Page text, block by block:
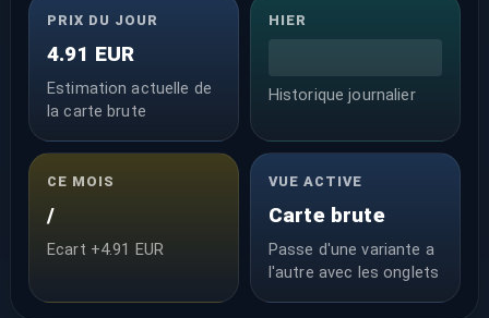
PRIX DU JOUR
4.91 EUR
Estimation actuelle de
la carte brute
HIER
Historique journalier
CE MOIS
/
Ecart +4.91 EUR
VUE ACTIVE
Carte brute
Passe d'une variante a
l'autre avec les onglets